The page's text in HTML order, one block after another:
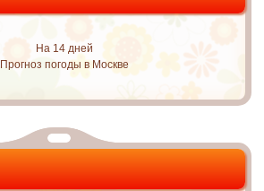
На 14 дней
Прогноз погоды в Москве